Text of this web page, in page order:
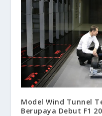
Model Wind Tunnel
Berupaya Debut F1